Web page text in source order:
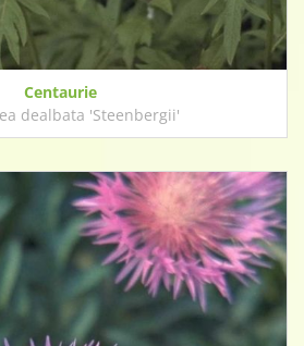
Centaurie
dealbata 'Steenbergii'